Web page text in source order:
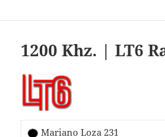
1200 Khz. | LT6
Mariano Loza 231